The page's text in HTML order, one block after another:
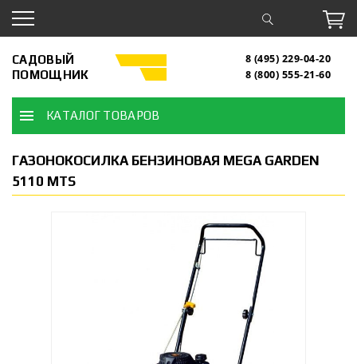
САДОВЫЙ
ПОМОЩНИК
8 (495) 229-04-20
8 (800) 555-21-60
КАТАЛОГ ТОВАРОВ
ГАЗОНОКОСИЛКА БЕНЗИНОВАЯ MEGA GARDEN
5110 MTS